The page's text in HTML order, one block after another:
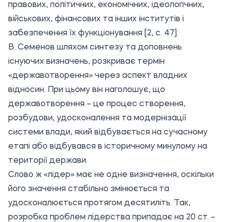
правових, політичних, економічних, ідеологічних,
військових, фінансових та інших інститутів і
забезпечення їх функціонування [2, с. 47].
В. Семенов шляхом синтезу та доповнень
існуючих визначень, розкриває термін
«державотворення» через аспект владних
відносин. При цьому він наголошує, що
державотворення – це процес створення,
розбудови, удосконалення та модернізації
системи влади, який відбувається на сучасному
етапі або відбувався в історичному минулому на
території держави.
Слово ж «лідер» має не одне визначення, оскільки
його значення стабільно змінюється та
удосконалюється протягом десятиліть. Так,
розробка проблем лідерства припадає на 20 ст. –